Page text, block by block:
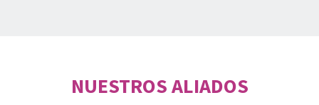
NUESTROS ALIADOS